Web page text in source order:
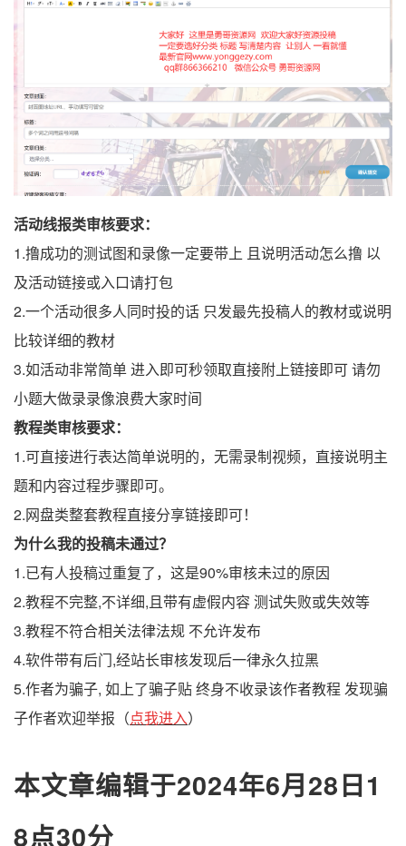
活动线报类审核要求：
1.撸成功的测试图和录像一定要带上 且说明活动怎么撸 以
及活动链接或入口请打包
2.一个活动很多人同时投的话 只发最先投稿人的教材或说明
比较详细的教材
3.如活动非常简单 进入即可秒领取直接附上链接即可 请勿
小题大做录录像浪费大家时间
教程类审核要求：
1.可直接进行表达简单说明的，无需录制视频，直接说明主
题和内容过程步骤即可。
2.网盘类整套教程直接分享链接即可！
为什么我的投稿未通过？
1.已有人投稿过重复了，这是90%审核未过的原因
2.教程不完整,不详细,且带有虚假内容 测试失败或失效等
3.教程不符合相关法律法规 不允许发布
4.软件带有后门,经站长审核发现后一律永久拉黑
5.作者为骗子, 如上了骗子贴 终身不收录该作者教程 发现骗
子作者欢迎举报（点我进入）
本文章编辑于2024年6月28日1
8点30分